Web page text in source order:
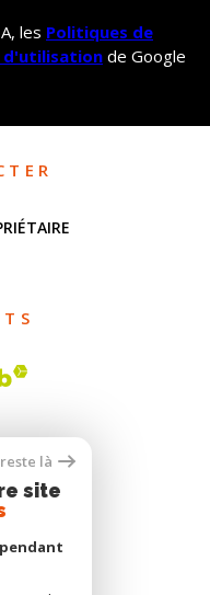
les Politiques de
d'utilisation de Google
là
site